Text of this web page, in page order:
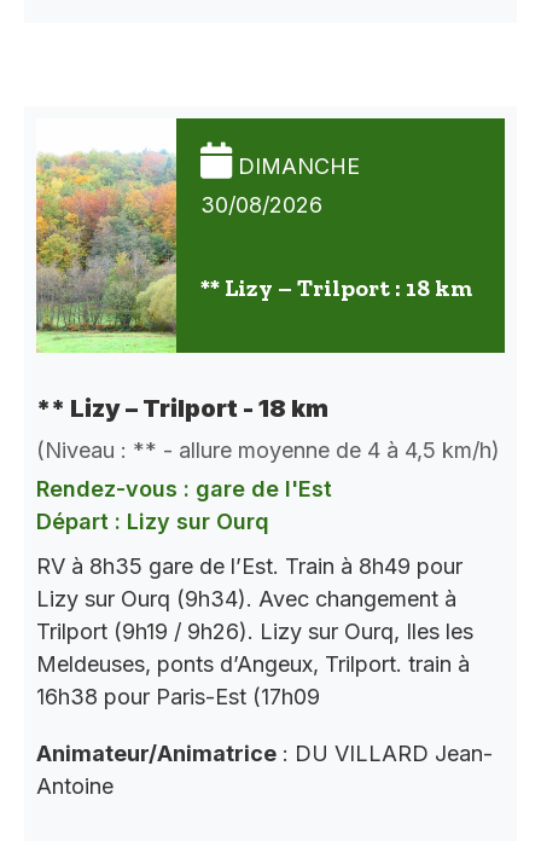
DIMANCHE
30/08/2026
** Lizy – Trilport : 18 km
** Lizy – Trilport - 18 km
(Niveau : ** - allure moyenne de 4 à 4,5 km/h)
Rendez-vous : gare de l'Est
Départ : Lizy sur Ourq
RV à 8h35 gare de l’Est. Train à 8h49 pour
Lizy sur Ourq (9h34). Avec changement à
Trilport (9h19 / 9h26). Lizy sur Ourq, Iles les
Meldeuses, ponts d’Angeux, Trilport. train à
16h38 pour Paris-Est (17h09
Animateur/Animatrice : DU VILLARD Jean-
Antoine